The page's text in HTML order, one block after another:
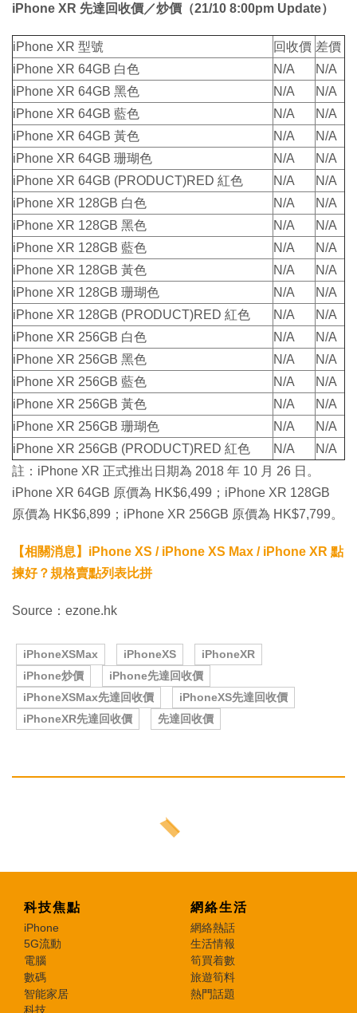
iPhone XR 先達回收價／炒價（21/10 8:00pm Update）
iPhone XR 型號 回收價 差價
iPhone XR 64GB 白色
N/A
N/A
iPhone XR 64GB 黑色
N/A
N/A
iPhone XR 64GB 藍色
N/A
N/A
iPhone XR 64GB 黃色
N/A
N/A
iPhone XR 64GB 珊瑚色
N/A
N/A
iPhone XR 64GB (PRODUCT)RED 紅色
N/A
N/A
iPhone XR 128GB 白色
N/A
N/A
iPhone XR 128GB 黑色
N/A
N/A
iPhone XR 128GB 藍色
N/A
N/A
iPhone XR 128GB 黃色
N/A
N/A
iPhone XR 128GB 珊瑚色
N/A
N/A
iPhone XR 128GB (PRODUCT)RED 紅色
N/A
N/A
iPhone XR 256GB 白色
N/A
N/A
iPhone XR 256GB 黑色
N/A
N/A
iPhone XR 256GB 藍色
N/A
N/A
iPhone XR 256GB 黃色
N/A
N/A
iPhone XR 256GB 珊瑚色
N/A
N/A
iPhone XR 256GB (PRODUCT)RED 紅色
N/A
N/A
註：iPhone XR 正式推出日期為 2018 年 10 月 26 日。
iPhone XR 64GB 原價為 HK$6,499；iPhone XR 128GB
原價為 HK$6,899；iPhone XR 256GB 原價為 HK$7,799。
【相關消息】iPhone XS / iPhone XS Max / iPhone XR 點
揀好？規格賣點列表比拼
Source：ezone.hk
iPhoneXSMax iPhoneXS
iPhoneXR
iPhone炒價
iPhone先達回收價
iPhoneXSMax先達回收價
iPhoneXS先達回收價
iPhoneXR先達回收價
先達回收價
科技焦點
iPhone
5G流動
電腦
數碼
智能家居
科技
網絡生活
網絡熱話
生活情報
筍買着數
旅遊筍料
熱門話題